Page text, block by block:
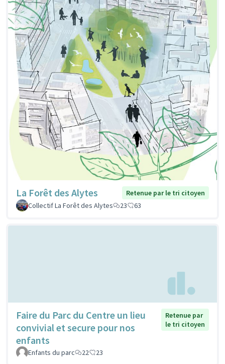
La Forêt des Alytes
Retenue par le tri citoyen
Collectif La Forêt des Alytes
23 63
Faire du Parc du Centre un lieu
convivial et secure pour nos
enfants
Retenue par
le tri citoyen
Enfants du parc 22 23